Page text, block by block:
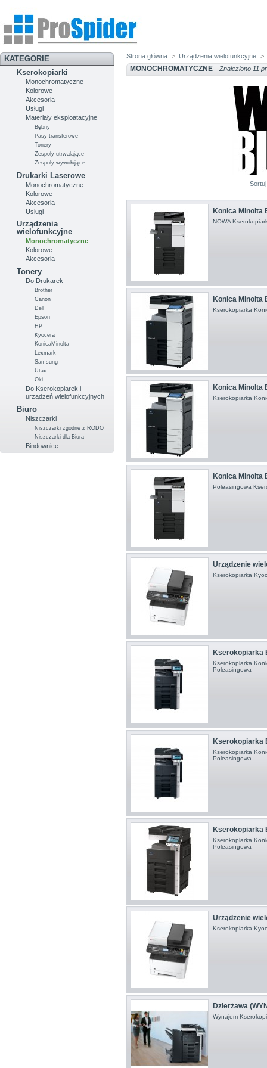
KATEGORIE
Kserokopiarki
Monochromatyczne
Kolorowe
Akcesoria
Usługi
Materiały eksploatacyjne
Bębny
Pasy transferowe
Tonery
Zespoły utrwalające
Zespoły wywołujące
Drukarki Laserowe
Monochromatyczne
Kolorowe
Akcesoria
Usługi
Urządzenia
wielofunkcyjne
Monochromatyczne
Kolorowe
Akcesoria
Tonery
Do Drukarek
Brother
Canon
Dell
Epson
HP
Kyocera
KonicaMinolta
Lexmark
Samsung
Utax
Oki
Do Kserokopiarek i
urządzeń wielofunkcyjnych
Biuro
Niszczarki
Niszczarki zgodne z RODO
Niszczarki dla Biura
Bindownice
Strona główna > Urządzenia wielofunkcyjne >
MONOCHROMATYCZNE Znaleziono 11
Sortuj
Konica Minolta
NOWA
Konica Minolta
Kserokopiarka
Konica Minolta
Kserokopiarka
Konica Minolta
Poleasingowa
Urządzenie
Kserokopiarka
Kserokopiarka
Kserokopiarka
Poleasingowa
Kserokopiarka
Kserokopiarka
Poleasingowa
Kserokopiarka
Kserokopiarka
Poleasingowa
Urządzenie
Kserokopiarka
Dzierżawa
Wynajem